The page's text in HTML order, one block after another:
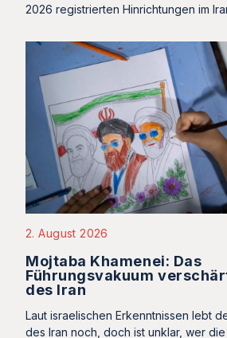
2026 registrierten Hinrichtungen im
2. August 2026
Mojtaba Khamenei: Das
Führungsvakuum
des Iran
Laut israelischen Erkenntnissen lebt
des Iran noch, doch ist unklar, wer